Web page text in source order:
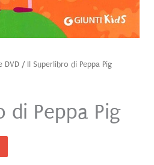
DVD/ Il Superlibro di Peppa Pig
di Peppa Pig